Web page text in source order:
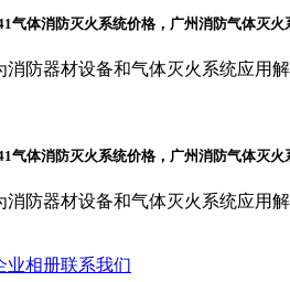
防器材设备和气体灭火系统应用
防器材设备和气体灭火系统应用
业相册联系我们